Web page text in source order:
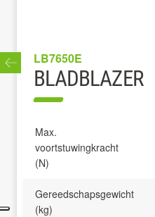
LB7650E
BLADBLAZER
Max.
voortstuwingkracht
(N)
Gereedschapsgewicht
(kg)